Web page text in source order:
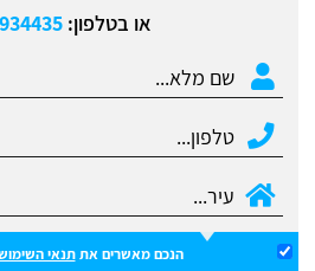
או בטלפון:
הנכם מאשרים אתתנאי